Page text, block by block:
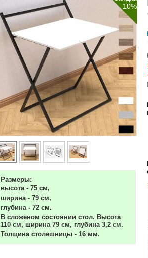
10%
Размеры:
высота - 75 см,
ширина - 79 см,
глубина - 72 см.
В сложеном состоянии стол. Высота
110 см, ширина 79 см, глубина 3,2 см.
Толщина столешницы - 16 мм.